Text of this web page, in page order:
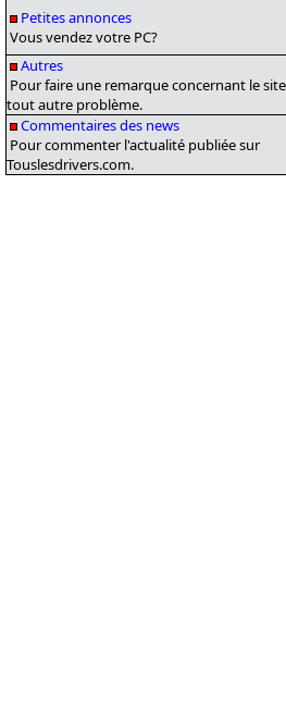
Petites annonces
Vous vendez votre PC?
Autres
Pour faire une remarque concernant le
tout autre problème.
Commentaires des news
Pour commenter l'actualité publiée sur
Touslesdrivers.com.